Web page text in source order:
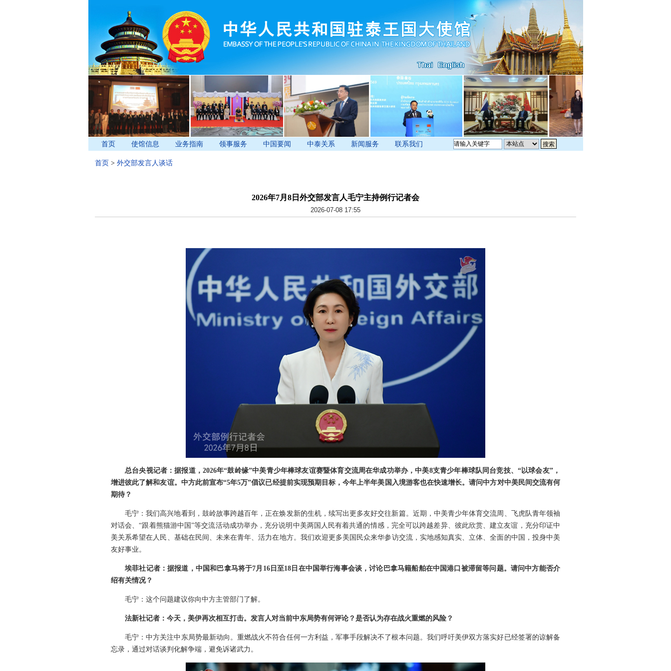
首页 使馆信息 业务指南 领事服务 中国要闻 中泰关系 新闻服务 联系我们
首页 > 外交部发言人谈话
2026年7月8日外交部发言人毛宁主持例行记者会
2026-07-08 17:55
总台央视记者：据报道，2026年“鼓岭缘”中美青少年棒球友谊赛暨体育交流周在华成功举办，中美8支青少年棒球队同台竞技、“以球会友”，
增进彼此了解和友谊。中方此前宣布“5年5万”倡议已经提前实现预期目标，今年上半年美国入境游客也在快速增长。请问中方对中美民间交流有何
期待？
毛宁：我们高兴地看到，鼓岭故事跨越百年，正在焕发新的生机，续写出更多友好交往新篇。近期，中美青少年体育交流周、飞虎队青年领袖
对话会、“跟着熊猫游中国”等交流活动成功举办，充分说明中美两国人民有着共通的情感，完全可以跨越差异、彼此欣赏、建立友谊，充分印证中
美关系希望在人民、基础在民间、未来在青年、活力在地方。我们欢迎更多美国民众来华参访交流，实地感知真实、立体、全面的中国，投身中美
友好事业。
埃菲社记者：据报道，中国和巴拿马将于7月16日至18日在中国举行海事会谈，讨论巴拿马籍船舶在中国港口被滞留等问题。请问中方能否介
绍有关情况？
毛宁：这个问题建议你向中方主管部门了解。
法新社记者：今天，美伊再次相互打击。发言人对当前中东局势有何评论？是否认为存在战火重燃的风险？
毛宁：中方关注中东局势最新动向。重燃战火不符合任何一方利益，军事手段解决不了根本问题。我们呼吁美伊双方落实好已经签署的谅解备
忘录，通过对话谈判化解争端，避免诉诸武力。